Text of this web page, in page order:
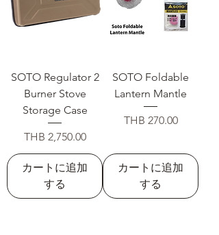
SOTO Regulator 2
Burner Stove
Storage Case
価格
THB 2,750.00
カートに追加
する
SOTO Foldable
Lantern Mantle
価格
THB 270.00
カートに追加
する